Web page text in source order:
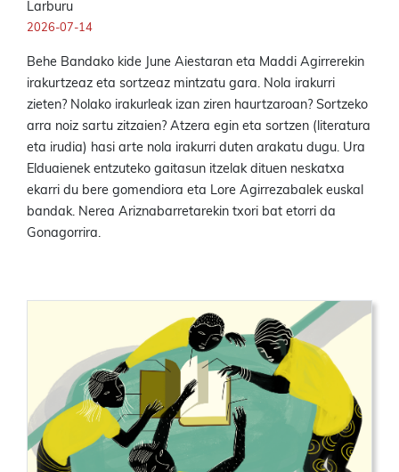
Larburu
2026-07-14
Behe Bandako kide June Aiestaran eta Maddi Agirrerekin
irakurtzeaz eta sortzeaz mintzatu gara. Nola irakurri
zieten? Nolako irakurleak izan ziren haurtzaroan? Sortzeko
arra noiz sartu zitzaien? Atzera egin eta sortzen (literatura
eta irudia) hasi arte nola irakurri duten arakatu dugu. Ura
Elduaienek entzuteko gaitasun itzelak dituen neskatxa
ekarri du bere gomendiora eta Lore Agirrezabalek euskal
bandak. Nerea Ariznabarretarekin txori bat etorri da
Gonagorrira.